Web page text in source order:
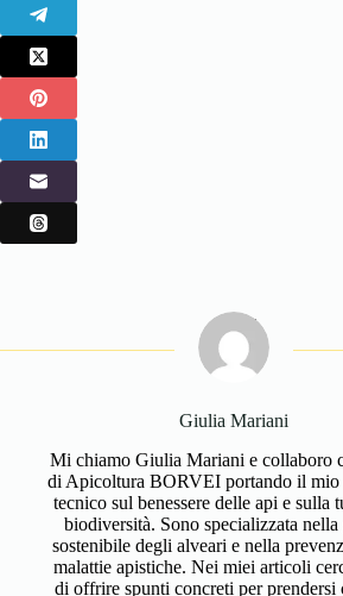
Giulia Mariani
Mi chiamo Giulia Mariani e collaboro
di Apicoltura BORVEI portando il mio
tecnico sul benessere delle api e sulla
biodiversità. Sono specializzata nella
sostenibile degli alveari e nella
malattie apistiche. Nei miei articoli
di offrire spunti concreti per prendersi